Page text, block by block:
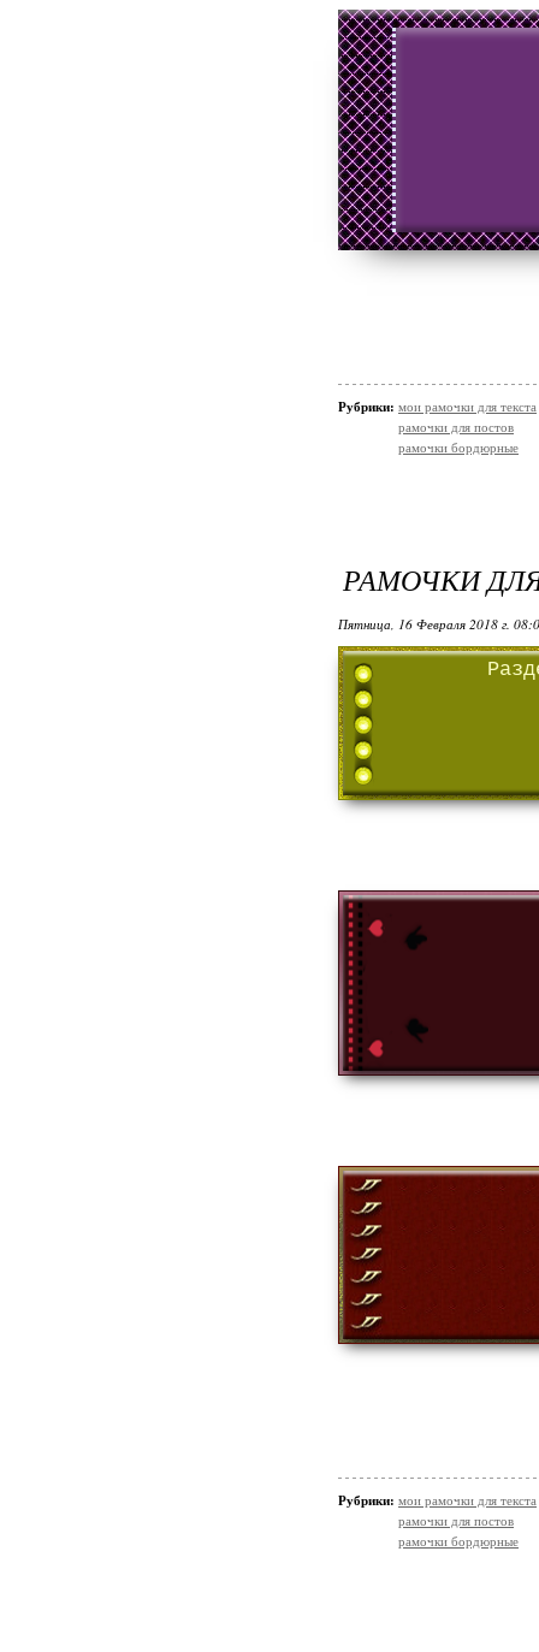
Рубрики: мои рамочки для текста
рамочки для постов
рамочки бордюрные
РАМОЧКИ
Пятница, 16 Февраля 2018 г.
Рубрики: мои рамочки для текста
рамочки для постов
рамочки бордюрные